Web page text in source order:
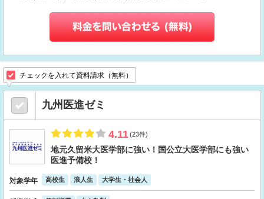
チェックを入れて資料請求（無料）
九州医進ゼミ
4.11(23件)
地元久留米大医学部に強い！国公立大医学部にも強い
医進予備校！
対象学年 高校生 浪人生 大学生・社会人